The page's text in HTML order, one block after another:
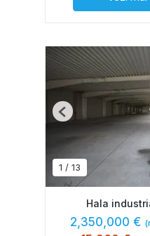
1 / 13
Previous
Hala
2,350,000 €